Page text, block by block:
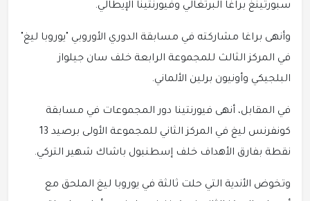
سبورتينغ براغا البرتغالي وفيورنتينا الإيطالي.
وأنهى براغا مشاركته في مسابقة الدوري الأوروبي "يوروبا ليغ"
في المركز الثالث للمجموعة الرابعة خلف سان جيلواز
البلجيكي وأونيون برلين الألماني.
في المقابل، أنهى فيورنتينا دور المجموعات في مسابقة
كونفرنس ليغ في المركز الثاني للمجموعة الأولى برصيد 13
نقطة بفارق الأهداف خلف إسطنبول باشاك شهير التركي.
وتخوض الأندية التي حلت ثالثة في يوروبا ليغ الملحق مع